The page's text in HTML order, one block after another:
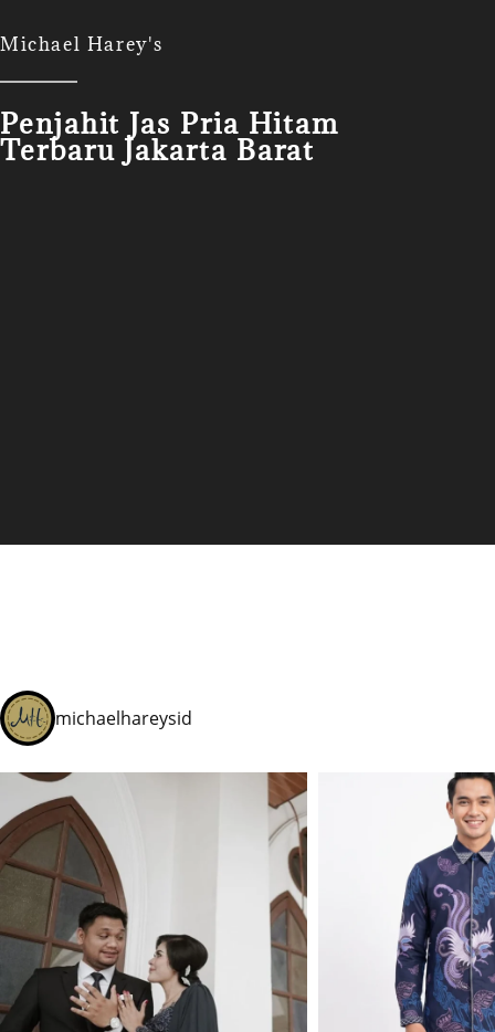
Michael Harey's
Penjahit Jas Pria Hitam
Terbaru Jakarta Barat
michaelhareysid